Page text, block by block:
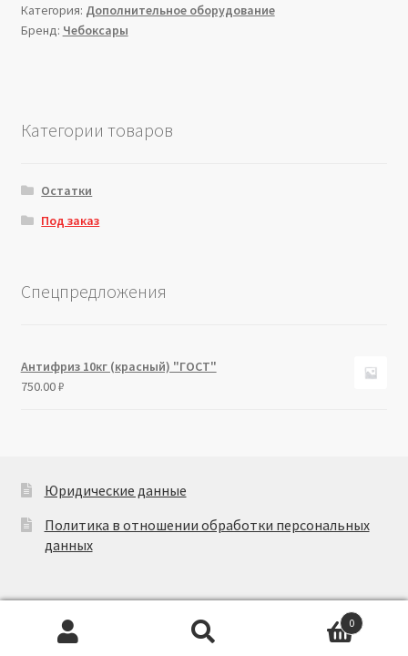
Категория: Дополнительное оборудование
Бренд: Чебоксары
Категории товаров
Остатки
Под заказ
Спецпредложения
Антифриз 10кг (красный) "ГОСТ"
750.00₽
Юридические данные
Политика в отношении обработки персональных
данных
0